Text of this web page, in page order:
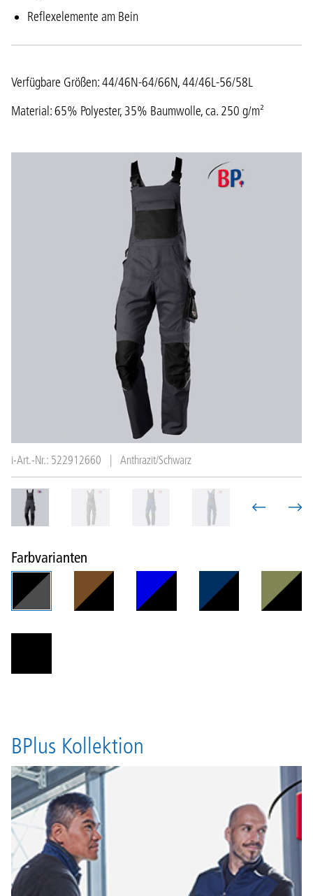
i-Art.-Nr.: 522912660 Anthrazit/Schwarz
Farbvarianten
Reflexelemente am Bein
Verfügbare Größen: 44/46N-64/66N, 44/46L-56/58L
Material: 65% Polyester, 35% Baumwolle, ca. 250 g/m²
BPlus Kollektion